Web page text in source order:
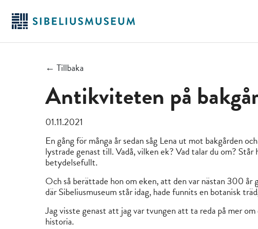
huvudinnehållet
← Tillbaka
Antikviteten på
01.11.2021
En gång för många år sedan såg Lena ut mot bakgården
lystrade genast till. Vadå, vilken ek? Vad talar du om?
betydelsefullt.
Och så berättade hon om eken, att den var nästan 300
där Sibeliusmuseum står idag, hade funnits en botanisk
Jag visste genast att jag var tvungen att ta reda på mer
historia.